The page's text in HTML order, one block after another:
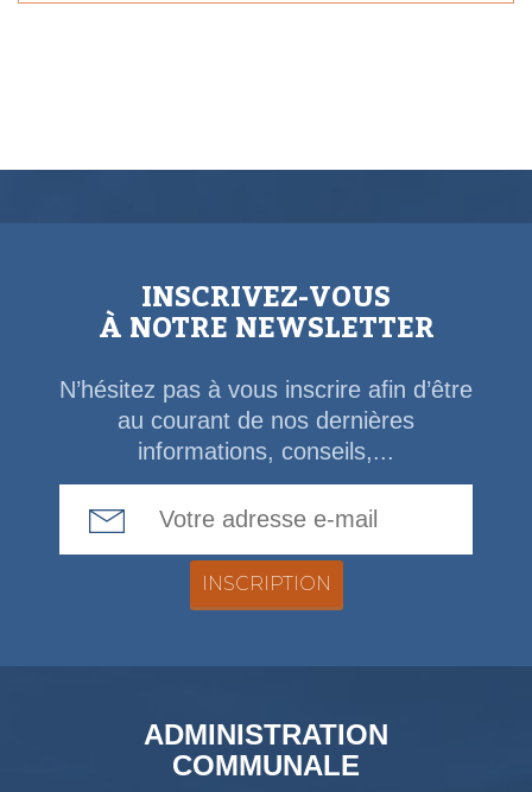
INSCRIVEZ-VOUS
À NOTRE NEWSLETTER
N’hésitez pas à vous inscrire afin d’être
au courant de nos dernières
informations, conseils,...
ADMINISTRATION
COMMUNALE